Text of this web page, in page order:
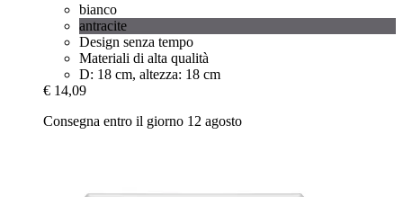
bianco
antracite
Design senza tempo
Materiali di alta qualità
D: 18 cm, altezza: 18 cm
€ 14,09
Consegna entro il giorno 12 agosto